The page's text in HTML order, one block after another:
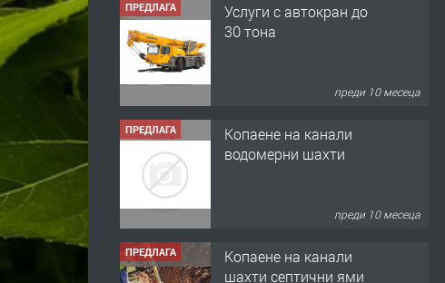
ПРЕДЛАГА
Услуги с автокран до
30 тона
преди 10 месеца
ПРЕДЛАГА
Копаене на канали
водомерни шахти
преди 10 месеца
ПРЕДЛАГА
Копаене на канали
шахти септични ями